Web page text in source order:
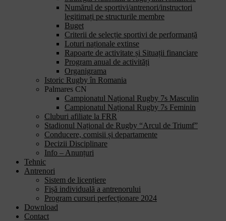
Numărul de sportivi/antrenori/instructori
legitimați pe structurile membre
Buget
Criterii de selecție sportivi de performanță
Loturi naționale extinse
Rapoarte de activitate și Situații financiare
Program anual de activități
Organigrama
Istoric Rugby în Romania
Palmares CN
Campionatul Național Rugby 7s Masculin
Campionatul Național Rugby 7s Feminin
Cluburi afiliate la FRR
Stadionul Național de Rugby “Arcul de Triumf”
Conducere, comisii și departamente
Decizii Disciplinare
Info – Anunțuri
Tehnic
Antrenori
Sistem de licențiere
Fișă individuală a antrenorului
Program cursuri perfecționare 2024
Download
Contact